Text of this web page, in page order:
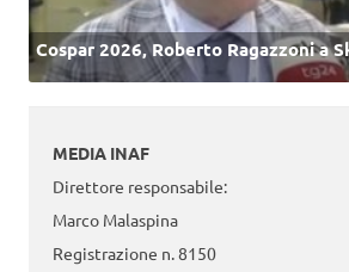
Cospar 2026, Roberto Ragazzoni a
MEDIA INAF
Direttore responsabile:
Marco Malaspina
Registrazione n. 8150